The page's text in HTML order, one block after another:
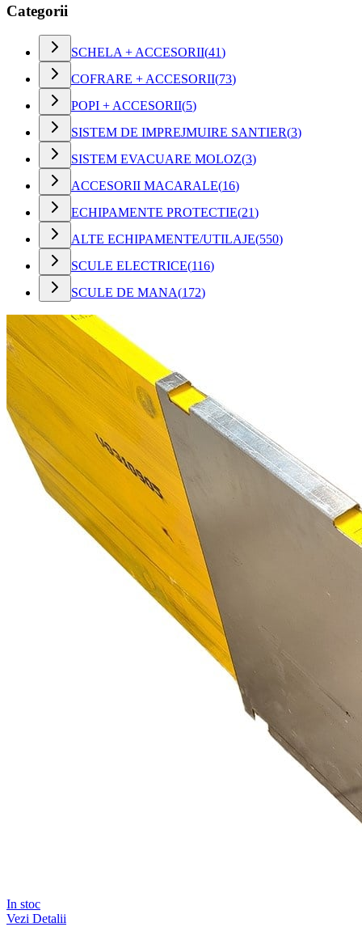
Categorii
SCHELA + ACCESORII(41)
COFRARE + ACCESORII(73)
POPI + ACCESORII(5)
SISTEM DE IMPREJMUIRE SANTIER(3)
SISTEM EVACUARE MOLOZ(3)
ACCESORII MACARALE(16)
ECHIPAMENTE PROTECTIE(21)
ALTE ECHIPAMENTE/UTILAJE(550)
SCULE ELECTRICE(116)
SCULE DE MANA(172)
In stoc
Vezi Detalii